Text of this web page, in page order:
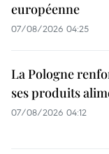
européenne
07/08/2026 04:25
La Pologne
ses produits
07/08/2026 04:12